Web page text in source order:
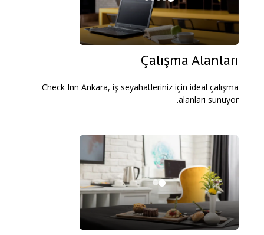
Çalışma Alanları
Check Inn Ankara, iş seyahatleriniz için ideal çalışma
alanları sunuyor.